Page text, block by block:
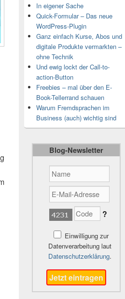
In eigener Sache
Quick-Formular – Das neue
WordPress-Plugin
Ganz einfach Kurse, Abos und
digitale Produkte vermarkten –
ohne Technik
Und ewig lockt der Call-to-
action-Button
Freebies – mal über den E-
Book-Tellerrand schauen
Warum Fremdsprachen im
Business (auch) wichtig sind
Blog-Newsletter
?
Einwilligung zur
Datenverarbeitung laut
Datenschutzerklärung.